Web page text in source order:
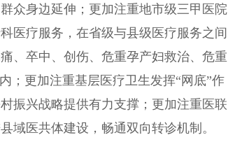
众身边延伸；更加注重地市级三甲医院
医疗服务，在省级与县级医疗服务之间
、卒中、创伤、危重孕产妇救治、危重
；更加注重基层医疗卫生发挥“网底”作
振兴战略提供有力支撑；更加注重医联
域医共体建设，畅通双向转诊机制。